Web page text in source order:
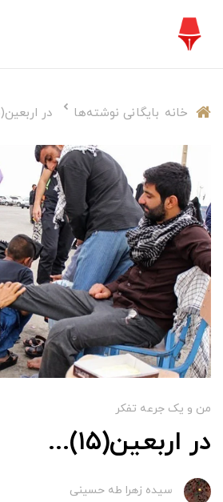
خانه بایگانی نوشته‌ها در اربعین(۱۵)...
من و یک جرعه تفکر
در اربعین(۱۵)...
سیده زهرا طه حسینی